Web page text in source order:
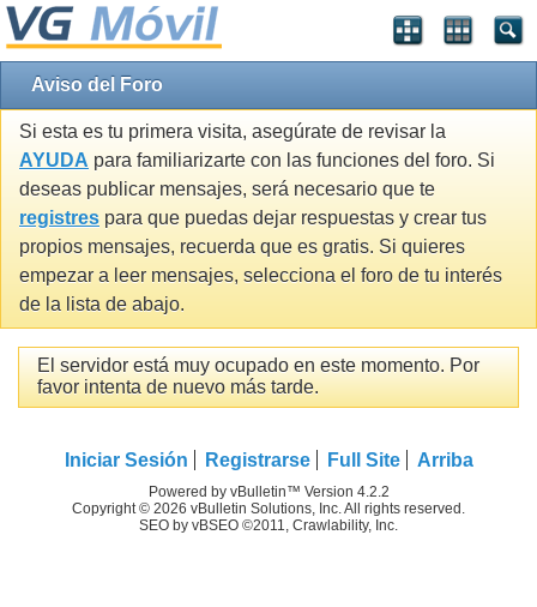
Aviso del Foro
Si esta es tu primera visita, asegúrate de revisar la
AYUDA para familiarizarte con las funciones del foro. Si
deseas publicar mensajes, será necesario que te
registres para que puedas dejar respuestas y crear tus
propios mensajes, recuerda que es gratis. Si quieres
empezar a leer mensajes, selecciona el foro de tu interés
de la lista de abajo.
El servidor está muy ocupado en este momento. Por
favor intenta de nuevo más tarde.
Iniciar Sesión Registrarse Full Site Arriba
Powered by vBulletin™ Version 4.2.2
Copyright © 2026 vBulletin Solutions, Inc. All rights reserved.
SEO by vBSEO ©2011, Crawlability, Inc.